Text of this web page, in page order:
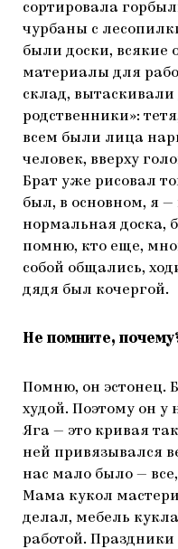
сортировала
чурбаны с
были доски, всякие
материалы для
склад,
родственники»:
всем были лица
человек, вверху
Брат уже рисовал
был, в основном, я
нормальная доска,
помню, кто еще,
собой общались,
дядя был кочергой.
Не помните,
Помню, он эстонец.
худой. Поэтому он у
Яга — это кривая
ней привязывался
нас мало было —
Мама кукол
делал, мебель
работой.